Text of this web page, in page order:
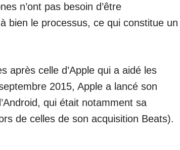
n’ont pas besoin d’être
bien le processus, ce qui constitue un
après celle d’Apple qui a aidé les
2015, Apple a lancé son
qui était notamment sa
de celles de son acquisition Beats).